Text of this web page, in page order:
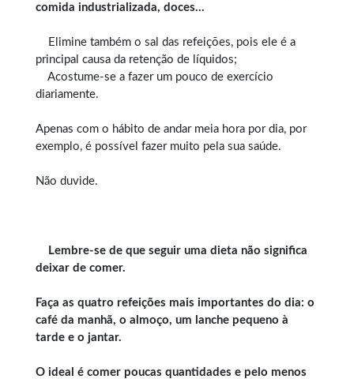
comida industrializada, doces…
Elimine também o sal das refeições, pois ele é a
principal causa da retenção de líquidos;
Acostume-se a fazer um pouco de exercício
diariamente.
Apenas com o hábito de andar meia hora por dia, por
exemplo, é possível fazer muito pela sua saúde.
Não duvide.
Lembre-se de que seguir uma dieta não significa
deixar de comer.
Faça as quatro refeições mais importantes do dia: o
café da manhã, o almoço, um lanche pequeno à
tarde e o jantar.
O ideal é comer poucas quantidades e pelo menos